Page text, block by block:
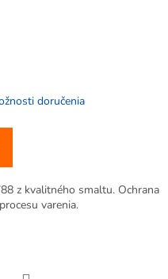
doručenia
z kvalitného smaltu. Ochrana
varenia.